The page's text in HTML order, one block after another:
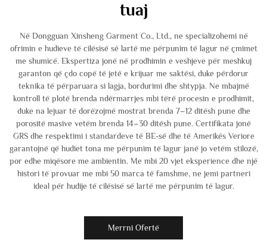
tuaj
Në Dongguan Xinsheng Garment Co., Ltd., ne specializohemi në
ofrimin e hudieve të cilësisë së lartë me përpunim të lagur në çmimet
me shumicë. Ekspertiza jonë në prodhimin e veshjeve për meshkuj
garanton që çdo copë të jetë e krijuar me saktësi, duke përdorur
teknika të përparuara si lagja, bordurimi dhe shtypja. Ne mbajmë
kontroll të plotë brenda ndërmarrjes mbi tërë procesin e prodhimit,
duke na lejuar të dorëzojmë mostrat brenda 7–12 ditësh pune dhe
porositë masive vetëm brenda 14–30 ditësh pune. Certifikata jonë
GRS dhe respektimi i standardeve të BE-së dhe të Amerikës Veriore
garantojnë që hudiet tona me përpunim të lagur janë jo vetëm stilozë,
por edhe miqësore me ambientin. Me mbi 20 vjet eksperience dhe një
histori të provuar me mbi 50 marca të famshme, ne jemi partneri
ideal për hudije të cilësisë së lartë me përpunim të lagur.
Merrni Ofertë